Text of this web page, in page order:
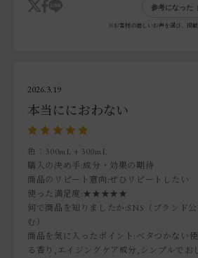
参考になった
※お客様の嬉しいお声を選び、掲載
2026.3.19
本当ににおわない
色：300mL + 300mL
購入の決め手:成分・効果の期待
商品のリピート意向:ぜひリピートしたい
使った満足度:★★★★★
何で商品を知りましたか:SNS（ブランド
む）
商品を気に入ったポイント :ベタつかない
る香り,エイジングケア成分,シンプルでお